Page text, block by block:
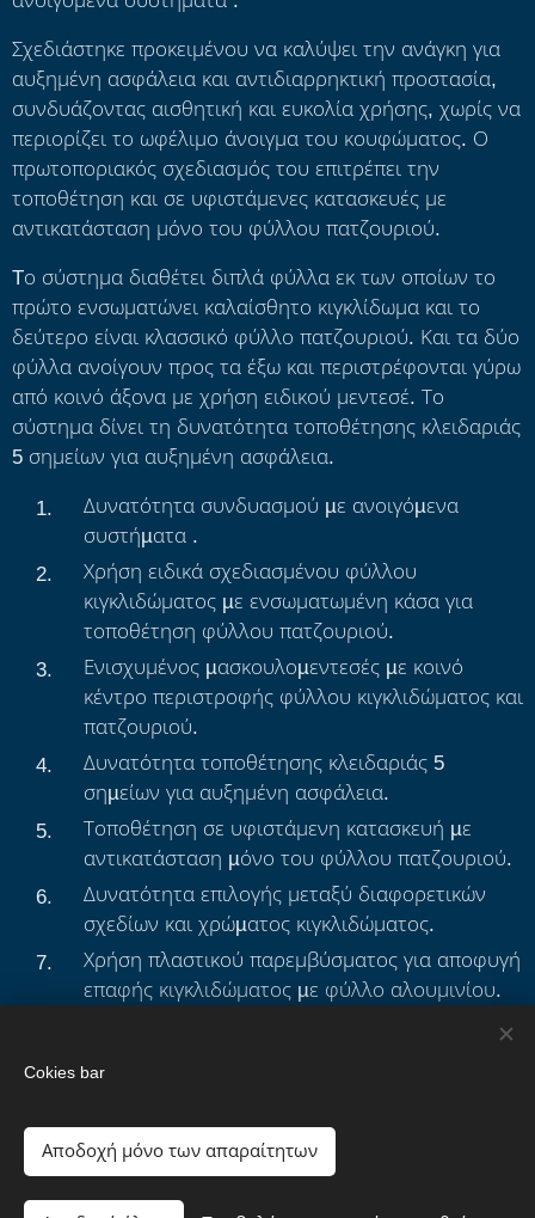
Σχεδιάστηκε προκειμένου να καλύψει την ανάγκη για
αυξημένη ασφάλεια και αντιδιαρρηκτική προστασία,
συνδυάζοντας αισθητική και ευκολία χρήσης, χωρίς να
περιορίζει το ωφέλιμο άνοιγμα του κουφώματος. Ο
πρωτοποριακός σχεδιασμός του επιτρέπει την
τοποθέτηση και σε υφιστάμενες κατασκευές με
αντικατάσταση μόνο του φύλλου πατζουριού.
Tο σύστημα διαθέτει διπλά φύλλα εκ των οποίων το
πρώτο ενσωματώνει καλαίσθητο κιγκλίδωμα και το
δεύτερο είναι κλασσικό φύλλο πατζουριού. Και τα δύο
φύλλα ανοίγουν προς τα έξω και περιστρέφονται γύρω
από κοινό άξονα με χρήση ειδικού μεντεσέ. Το
σύστημα δίνει τη δυνατότητα τοποθέτησης κλειδαριάς
5 σημείων για αυξημένη ασφάλεια.
Δυνατότητα συνδυασμού µε ανοιγόµενα
συστήµατα .
Χρήση ειδικά σχεδιασμένου φύλλου
κιγκλιδώματος µε ενσωματωμένη κάσα για
τοποθέτηση φύλλου πατζουριού.
Ενισχυμένος µασκουλοµεντεσές µε κοινό
κέντρο περιστροφής φύλλου κιγκλιδώματος και
πατζουριού.
Δυνατότητα τοποθέτησης κλειδαριάς 5
σηµείων για αυξημένη ασφάλεια.
Τοποθέτηση σε υφιστάμενη κατασκευή µε
αντικατάσταση µόνο του φύλλου πατζουριού.
Δυνατότητα επιλογής μεταξύ διαφορετικών
σχεδίων και χρώµατος κιγκλιδώματος.
Χρήση πλαστικού παρεμβύσματος για αποφυγή
επαφής κιγκλιδώματος µε φύλλο αλουμινίου.
Cokies bar
Αποδοχή μόνο των απαραίτητων